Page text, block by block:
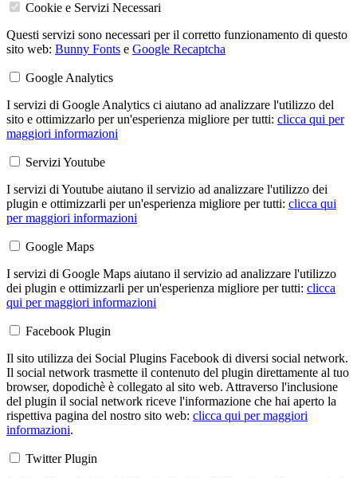
Cookie e Servizi Necessari
Questi servizi sono necessari per il corretto funzionamento di questo
sito web: Bunny Fonts e Google Recaptcha
Google Analytics
I servizi di Google Analytics ci aiutano ad analizzare l'utilizzo del
sito e ottimizzarlo per un'esperienza migliore per tutti: clicca qui per
maggiori informazioni
Servizi Youtube
I servizi di Youtube aiutano il servizio ad analizzare l'utilizzo dei
plugin e ottimizzarli per un'esperienza migliore per tutti: clicca qui
per maggiori informazioni
Google Maps
I servizi di Google Maps aiutano il servizio ad analizzare l'utilizzo
dei plugin e ottimizzarli per un'esperienza migliore per tutti: clicca
qui per maggiori informazioni
Facebook Plugin
Il sito utilizza dei Social Plugins Facebook di diversi social network.
Il social network trasmette il contenuto del plugin direttamente al tuo
browser, dopodichè è collegato al sito web. Attraverso l'inclusione
del plugin il social network riceve l'informazione che hai aperto la
rispettiva pagina del nostro sito web: clicca qui per maggiori
informazioni.
Twitter Plugin